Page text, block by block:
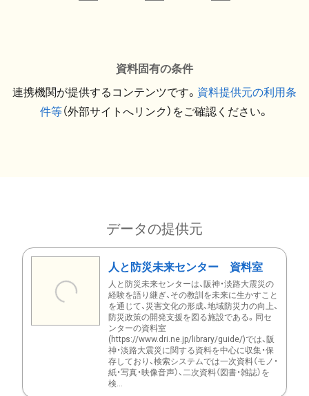
資料固有の条件
連携機関が提供するコンテンツです。 資料提供元の利用条
件等（外部サイトへリンク）をご確認ください。
データの提供元
人と防災未来センター 資料室
人と防災未来センターは、阪神・淡路大震災の
経験を語り継ぎ、その教訓を未来に生かすこと
を通じて、災害文化の形成、地域防災力の向上、
防災政策の開発支援を図る施設である。同セ
ンターの資料室
(https://www.dri.ne.jp/library/guide/)では、阪
神・淡路大震災に関する資料を中心に収集・保
存しており、検索システムでは一次資料（モノ・
紙・写真・映像音声）、二次資料（図書・雑誌）を
検...